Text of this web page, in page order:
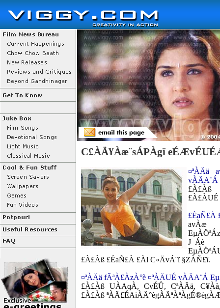
C£ÀÄ¥Àæ¨sÁPÀgï
¤ªÀÄä
vÀÄA¨Á
£À£Àß
£ÉaÑ£À
avÀæ
£À£Àß £ÉaÑ£À £Àl C«ÄvÁ¨ï §ZÀÑ£ï.
¤ªÀÄä fÃªÀ£ÀzÀ°è ¤ªÀÄUÉ vÀÄA¨Á
£À£Àß UÀAqÀ, CvÉÛ, CªÀÄä,
£À£Àß